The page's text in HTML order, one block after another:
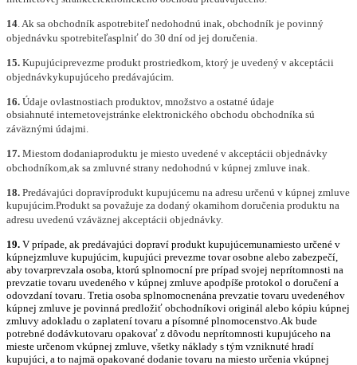
14. Ak sa obchodník aspotrebiteľ nedohodnú inak, obchodník je povinný
objednávku spotrebiteľasplniť do 30 dní od jej doručenia.
15. Kupujúciprevezme produkt prostriedkom, ktorý je uvedený v akceptácii
objednávkykupujúceho predávajúcim.
16. Údaje ovlastnostiach produktov, množstvo a ostatné údaje
obsiahnuté internetovejstránke elektronického obchodu obchodníka sú
záväznými údajmi.
17. Miestom dodaniaproduktu je miesto uvedené v akceptácii objednávky
obchodníkom,ak sa zmluvné strany nedohodnú v kúpnej zmluve inak.
18. Predávajúci dopravíprodukt kupujúcemu na adresu určenú v kúpnej zmluve
kupujúcim.Produkt sa považuje za dodaný okamihom doručenia produktu na
adresu uvedenú vzáväznej akceptácii objednávky.
19. V prípade, ak predávajúci dopraví produkt kupujúcemunamiesto určené v
kúpnejzmluve kupujúcim, kupujúci prevezme tovar osobne alebo zabezpečí,
aby tovarprevzala osoba, ktorú splnomocní pre prípad svojej neprítomnosti na
prevzatie tovaru uvedeného v kúpnej zmluve apodpíše protokol o doručení a
odovzdaní tovaru. Tretia osoba splnomocnenána prevzatie tovaru uvedenéhov
kúpnej zmluve je povinná predložiť obchodníkovi originál alebo kópiu kúpnej
zmluvy adokladu o zaplatení tovaru a písomné plnomocenstvo.Ak bude
potrebné dodávkutovaru opakovať z dôvodu neprítomnosti kupujúceho na
mieste určenom vkúpnej zmluve, všetky náklady s tým vzniknuté hradí
kupujúci, a to najmä opakované dodanie tovaru na miesto určenia vkúpnej